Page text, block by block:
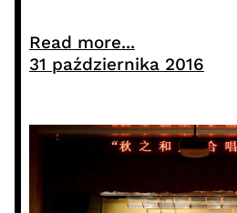
Read more...
31 października 2016